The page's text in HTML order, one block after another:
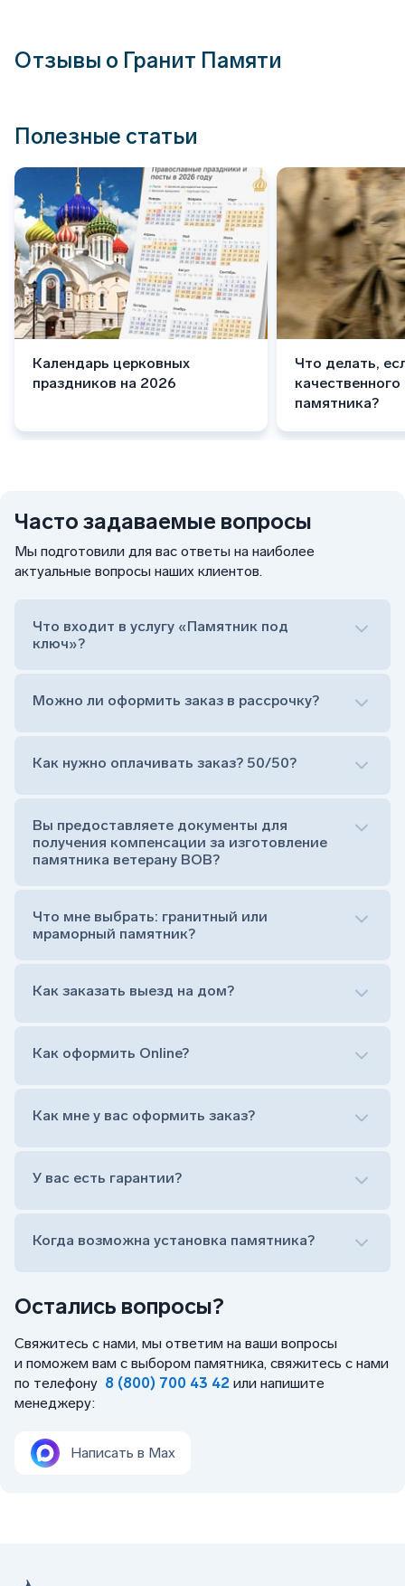
Отзывы о Гранит Памяти
Полезные статьи
Календарь церковных
праздников на 2026
Что делать,
памятника?
Остались вопросы?
Свяжитесь с нами, мы ответим на ваши вопросы
и поможем вам с выбором памятника, свяжитесь с нами
по телефону 8 (800) 700 43 42 или напишите
менеджеру:
Написать в Max
Часто задаваемые вопросы
Мы подготовили для вас ответы на наиболее
актуальные вопросы наших клиентов.
Что входит в услугу «Памятник под
ключ»?
Сам комплект памятника:
Тумба (постамент, на который при помощи
штыря устанавливается стела)
Цветник (обрамление могилки, бывает, что
Обработка и сверловка комплекта
Расположение символа веры (крестик или
на символ веры или вовсе портрет не рисовать)
прописной)
Можно ли оформить заказ в рассрочку?
Как нужно оплачивать заказ? 50/50?
Вы предоставляете документы для
получения компенсации за изготовление
памятника ветерану ВОВ?
Что мне выбрать: гранитный или
мраморный памятник?
Как заказать выезд на дом?
Оформить заказ удаленно (online)
Заказать бесплатный выезд менеджера на дом
Как оформить Online?
Оформить заказ удаленно (online)
Заказать бесплатный выезд менеджера на дом
Как мне у вас оформить заказ?
У вас есть гарантии?
Когда возможна установка памятника?